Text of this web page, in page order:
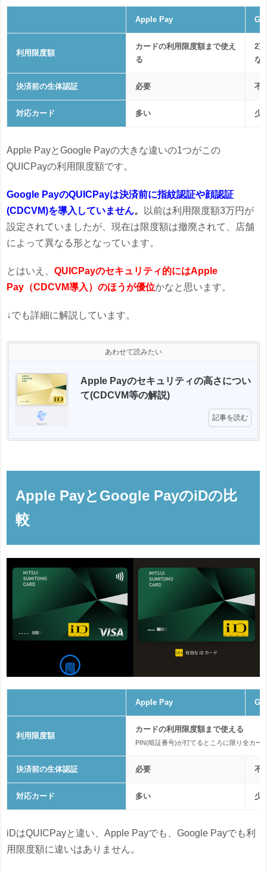
Apple Pay
利用限度額
カードの利用限度額まで使え
る
2
な
決済前の生体認証 必要 不
対応カード 多い 少
Apple PayとGoogle Payの大きな違いの1つがこの
QUICPayの利用限度額です。
Google PayのQUICPayは決済前に指紋認証や顔認証
(CDCVM)を導入していません。
以前は利用限度額3万円が
設定されていましたが、現在は限度額は撤廃されて、店舗
によって異なる形となっています。
とはいえ、QUICPayのセキュリティ的にはApple
Pay（CDCVM導入）のほうが優位かなと思います。
↓でも詳細に解説しています。
あわせて読みたい
Apple Payのセキュリティの高さについ
て(CDCVM等の解説)
記事を読む
Apple PayとGoogle PayのiDの比
較
Apple Pay
利用限度額
カードの利用限度額まで使える
PIN(暗証番号)が打てるところに限り全カー
決済前の生体認証 必要 不
対応カード 多い 少
iDはQUICPayと違い、Apple Payでも、Google Payでも利
用限度額に違いはありません。